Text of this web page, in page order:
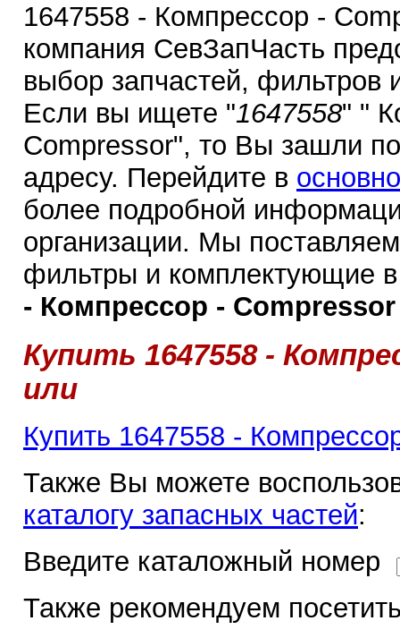
1647558 - Компрессор -
компания СевЗапЧасть
выбор запчастей, фильтров
Если вы ищете "1647558" "
Compressor", то Вы зашли
адресу. Перейдите в
более подробной
организации. Мы
фильтры и комплектующие
- Компрессор -
Купить 1647558 -
или
Купить 1647558 -
Также Вы можете
каталогу запасных частей:
Введите каталожный номер
Также рекомендуем